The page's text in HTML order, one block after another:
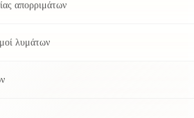
απορριμάτων
λυμάτων